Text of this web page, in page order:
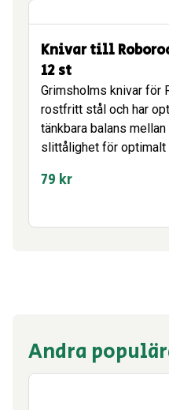
Knivar till
12 st
Grimsholms knivar för
rostfritt stål och har
tänkbara balans
slittålighet för optimalt
79 kr
Andra